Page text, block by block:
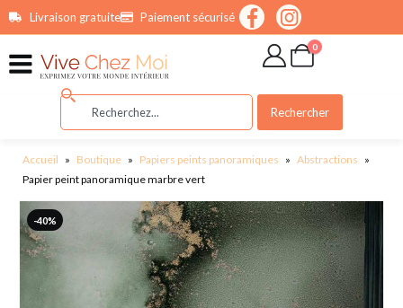
principalLivraison gratuite Paiement sécurisé
0
Rechercher
Accueil » Boutique » Papiers peints panoramiques » Abstractions »
Papier peint panoramique marbre vert
-40%